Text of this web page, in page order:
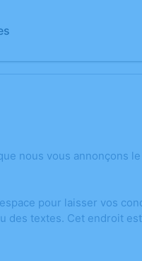
nous vous annonçons
pour laisser vos
des textes. Cet endroit